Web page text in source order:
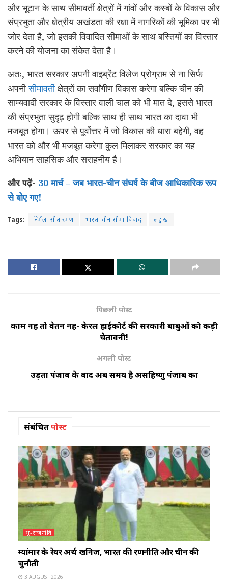
और भूटान के साथ सीमावर्ती क्षेत्रों में गांवों और कस्बों के विकास और
संप्रभुता और क्षेत्रीय अखंडता की रक्षा में नागरिकों की भूमिका पर भी
जोर देता है, जो इसकी विवादित सीमाओं के साथ बस्तियों का विस्तार
करने की योजना का संकेत देता है।
अतः, भारत सरकार अपनी वाइब्रेंट विलेज प्रोग्राम से ना सिर्फ
अपनीसीमावर्तीक्षेत्रों का सर्वांगीण विकास करेगा बल्कि चीन की
साम्यवादी सरकार के विस्तार वाली चाल को भी मात दे, इससे भारत
की संप्रभुता सुदृढ़ होगी बल्कि साथ ही साथ भारत का दावा भी
मजबूत होगा। ऊपर से पूर्वोत्तर में जो विकास की धारा बहेगी, वह
भारत को और भी मजबूत करेगा कुल मिलाकर सरकार का यह
अभियान साहसिक और सराहनीय है।
और पढ़ें- 30 मार्च – जब भारत-चीन संघर्ष के बीज आधिकारिक रूप
से बोए गए!
Tags: निर्मला सीतारमण भारत-चीन सीमा विवाद लद्दाख
पिछली पोस्ट
काम नहीं तो वेतन नहीं- केरल हाईकोर्ट की सरकारी बाबुओं को कड़ी
चेतावनी!
अगली पोस्ट
उड़ता पंजाब के बाद अब समय है असहिष्णु पंजाब का
संबंधितपोस्ट
भू-राजनीति
म्यांमार के रेयर अर्थ खनिज, भारत की रणनीति और चीन की
चुनौती
3 AUGUST 2026